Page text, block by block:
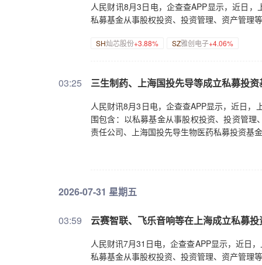
人民财讯8月3日电，企查查APP显示，近日
私募基金从事股权投资、投资管理、资产管理
SH灿芯股份+3.88% SZ雅创电子+4.06%
03:25 三生制药、上海国投先导等成立私募投资
人民财讯8月3日电，企查查APP显示，近日
围包含：以私募基金从事股权投资、投资管
责任公司、上海国投先导生物医药私募投资基
2026-07-31 星期五
03:59 云赛智联、飞乐音响等在上海成立私募投
人民财讯7月31日电，企查查APP显示，近日
私募基金从事股权投资、投资管理、资产管理